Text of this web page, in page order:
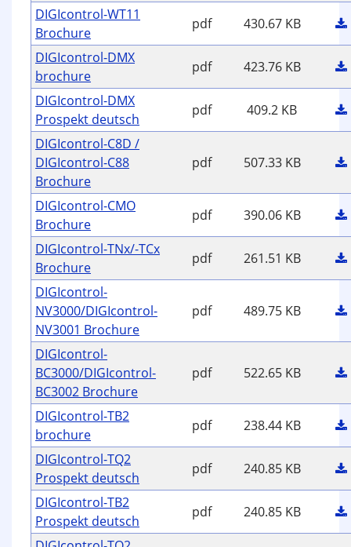
DIGIcontrol-WT11
Brochure
pdf
430.67 KB
DIGIcontrol-DMX
brochure
pdf
423.76 KB
DIGIcontrol-DMX
Prospekt deutsch
pdf
409.2 KB
DIGIcontrol-C8D /
DIGIcontrol-C88
Brochure
pdf 507.33 KB
DIGIcontrol-CMO
Brochure
pdf
390.06 KB
DIGIcontrol-TNx/-TCx
Brochure
pdf
261.51 KB
DIGIcontrol-
NV3000/DIGIcontrol-
NV3001 Brochure
pdf 489.75 KB
DIGIcontrol-
BC3000/DIGIcontrol-
BC3002 Brochure
pdf 522.65 KB
DIGIcontrol-TB2
brochure
pdf
238.44 KB
DIGIcontrol-TQ2
Prospekt deutsch
pdf
240.85 KB
DIGIcontrol-TB2
Prospekt deutsch
pdf
240.85 KB